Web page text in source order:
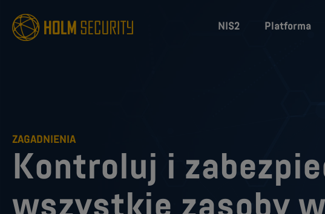
NIS2 Platforma
ZAGADNIENIA
Kontroluj i